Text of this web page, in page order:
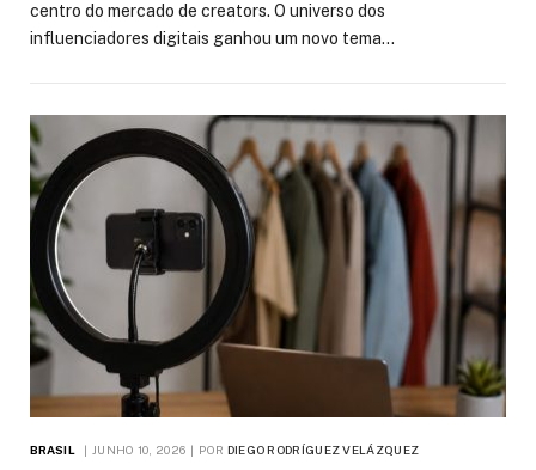
centro do mercado de creators. O universo dos
influenciadores digitais ganhou um novo tema…
BRASIL JUNHO 10, 2026 POR DIEGO RODRÍGUEZ VELÁZQUEZ